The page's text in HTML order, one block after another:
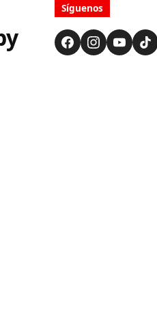
Síguenos